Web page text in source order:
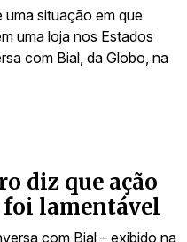
uma situação em que
uma loja nos Estados
com Bial, da Globo, na
diz que ação
foi lamentável
com Bial – exibido na